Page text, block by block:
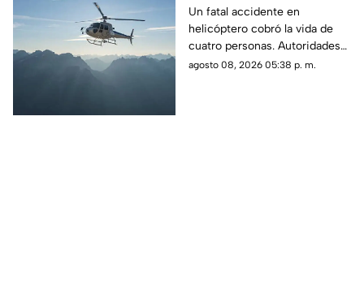
en zona boscosa y
mueren cuatro
personas
Un fatal accidente en
helicóptero cobró la vida de
cuatro personas. Autoridades
confirmaron que la aeronave
agosto 08, 2026 05:38 p. m.